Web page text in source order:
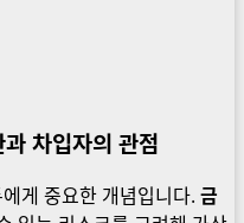
차입자의 관점
게 중요한 개념입니다. 금